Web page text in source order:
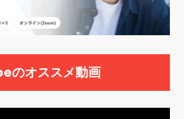
のオススメ動画